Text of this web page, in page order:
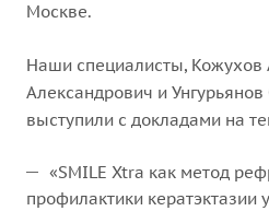
Москве.
Наши специалисты, Кожухов
Александрович и
выступили с докладами на
«SMILE Xtra как метод
профилактики кератэктазии